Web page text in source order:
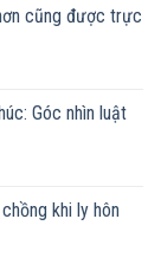
cũng được trực
Góc nhìn luật
khi ly hôn